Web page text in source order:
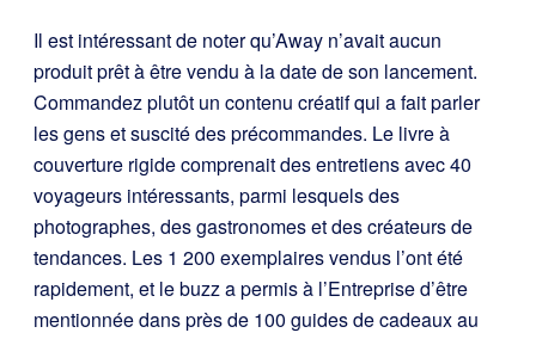
Il est intéressant de noter qu’Away n’avait aucun
produit prêt à être vendu à la date de son lancement.
Commandez plutôt un contenu créatif qui a fait parler
les gens et suscité des précommandes. Le livre à
couverture rigide comprenait des entretiens avec 40
voyageurs intéressants, parmi lesquels des
photographes, des gastronomes et des créateurs de
tendances. Les 1 200 exemplaires vendus l’ont été
rapidement, et le buzz a permis à l’Entreprise d’être
mentionnée dans près de 100 guides de cadeaux au